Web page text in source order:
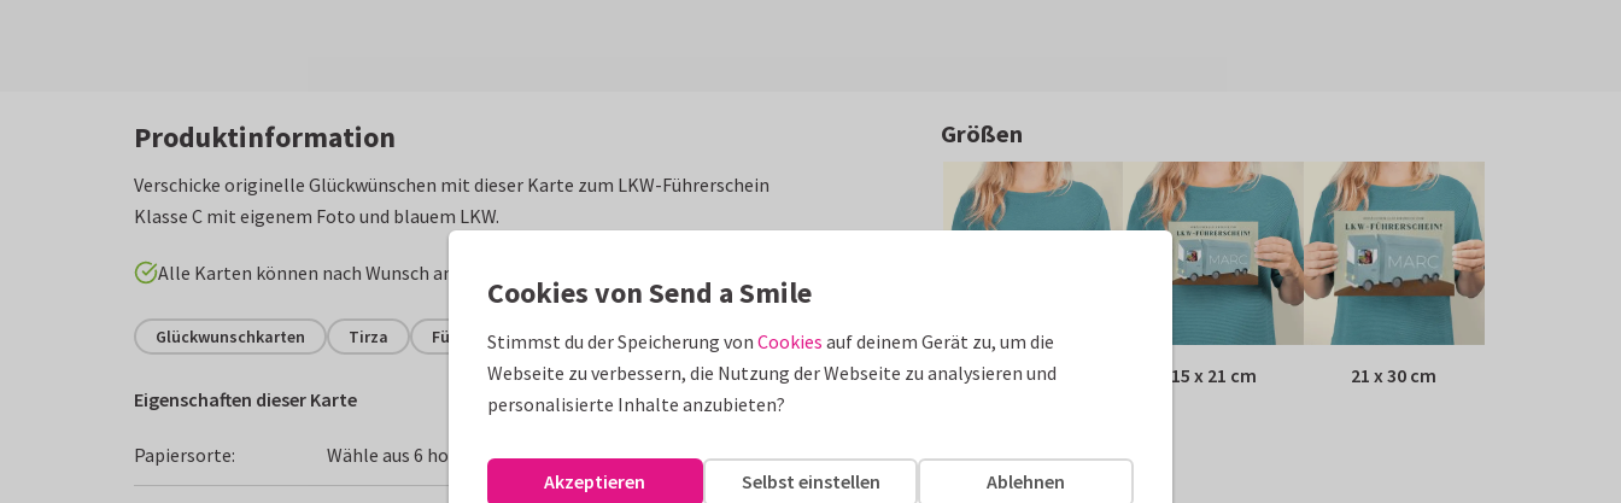
Produktinformation
Verschicke originelle Glückwünschen mit dieser Karte zum LKW-Führerschein
Klasse C mit eigenem Foto und blauem LKW.
Alle Karten können nach Wunsch angepasst werden.
Glückwunschkarten Tirza Führerschein
Eigenschaften dieser Karte
Papiersorte: Wähle aus 6 hochwertigen Papiersorten
Größen
10 x 15 cm 15 x 21 cm 21 x 30 cm
Cookies von Send a Smile
Stimmst du der Speicherung von Cookies auf deinem Gerät zu, um die
Webseite zu verbessern, die Nutzung der Webseite zu analysieren und
personalisierte Inhalte anzubieten?
Ablehnen
Selbst einstellen
Akzeptieren